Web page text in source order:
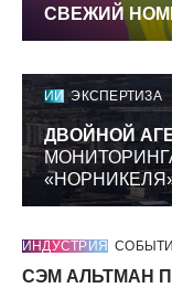
СВЕЖИЙ
ИИ ЭКСПЕРТИЗА
ДВОЙНОЙ
ИНДУСТРИЯ
СЭМ АЛЬТМАН